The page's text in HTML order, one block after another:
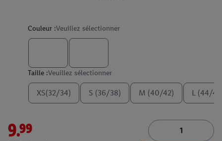
Couleur :Veuillez sélectionner
Taille :Veuillez sélectionner
XS(32/34) S (36/38) M (40/42) L (44/
9.99